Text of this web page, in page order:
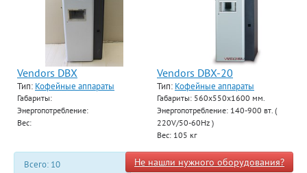
Vendors DBX
Тип: Кофейные аппараты
Габариты:
Энергопотребление:
Вес:
Vendors DBX-20
Тип: Кофейные аппараты
Габариты: 560х550х1600 мм.
Энергопотребление: 140-900 вт. (
220V/50-60Hz )
Вес: 105 кг
Не нашли нужного оборудования?
Всего: 10